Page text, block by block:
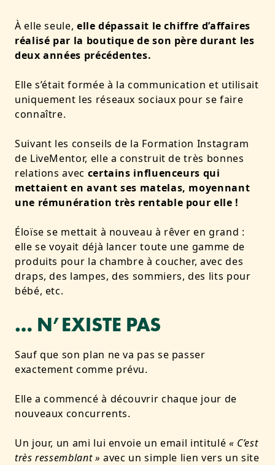
À elle seule, elle dépassait le chiffre d’affaires
réalisé par la boutique de son père durant les
deux années précédentes.
Elle s’était formée à la communication et utilisait
uniquement les réseaux sociaux pour se faire
connaître.
Suivant les conseils de la Formation Instagram
de LiveMentor, elle a construit de très bonnes
relations avec certains influenceurs qui
mettaient en avant ses matelas, moyennant
une rémunération très rentable pour elle !
Éloïse se mettait à nouveau à rêver en grand :
elle se voyait déjà lancer toute une gamme de
produits pour la chambre à coucher, avec des
draps, des lampes, des sommiers, des lits pour
bébé, etc.
… N’EXISTE PAS
Sauf que son plan ne va pas se passer
exactement comme prévu.
Elle a commencé à découvrir chaque jour de
nouveaux concurrents.
Un jour, un ami lui envoie un email intitulé « C’est
très ressemblant » avec un simple lien vers un site